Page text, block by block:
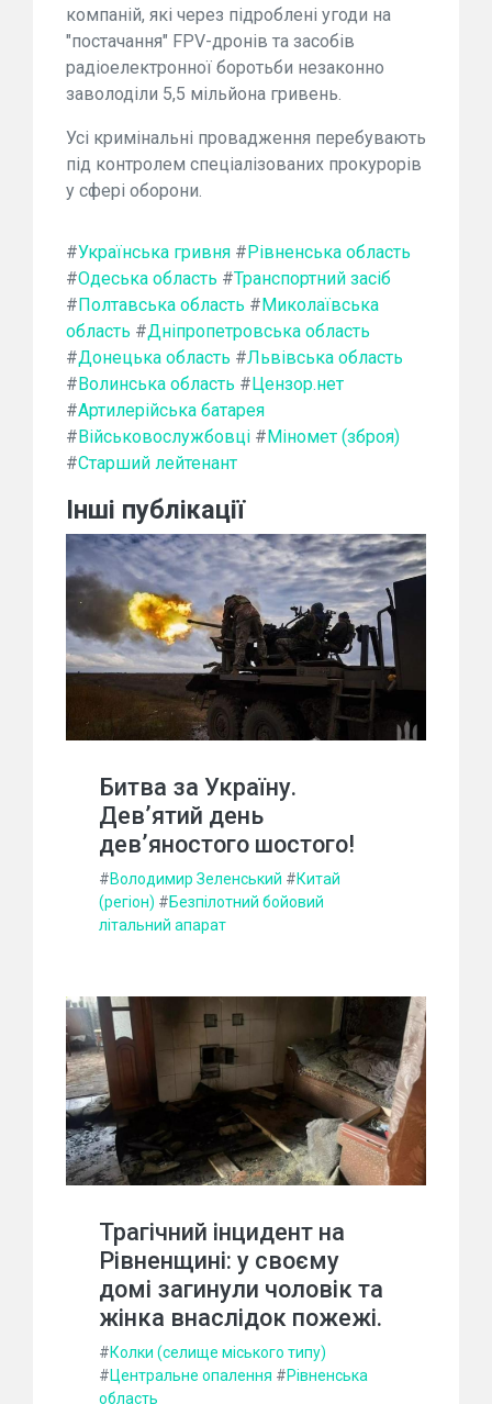
компаній, які через підроблені угоди на
"постачання" FPV-дронів та засобів
радіоелектронної боротьби незаконно
заволоділи 5,5 мільйона гривень.
Усі кримінальні провадження перебувають
під контролем спеціалізованих прокурорів
у сфері оборони.
#Українська гривня # Рівненська область
#Одеська область #Транспортний засіб
# Полтавська область # Миколаївська
область #Дніпропетровська область
#Донецька область #Львівська область
# Волинська область # Цензор.нет
#Артилерійська батарея
# Військовослужбовці # Міномет (зброя)
#Старший лейтенант
Інші публікації
Битва за Україну.
Дев’ятий день
дев’яностого шостого!
#Володимир Зеленський #Китай
(регіон) #Безпілотний бойовий
літальний апарат
Трагічний інцидент на
Рівненщині: у своєму
домі загинули чоловік та
жінка внаслідок пожежі.
#Колки (селище міського типу)
#Центральне опалення #Рівненська
область